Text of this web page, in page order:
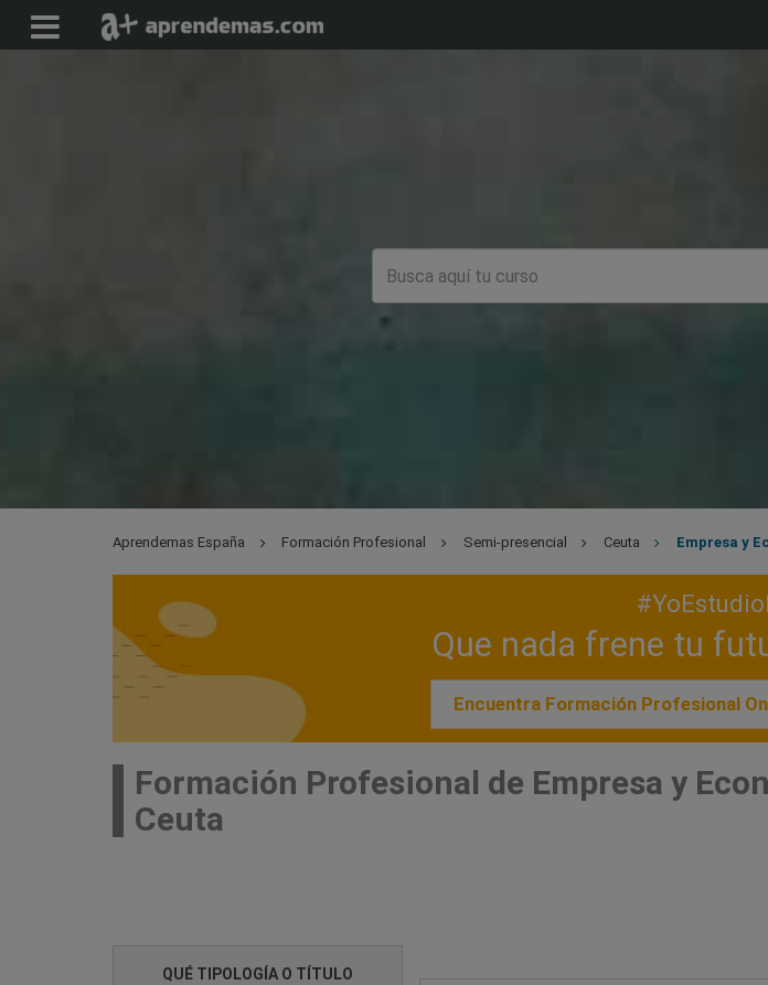
Aprendemas España Formación Profesional Semi-presencial Ceuta Empresa y
Que nada frene tu
Encuentra Formación Profesional
Formación Profesional de Empresa y
Ceuta
QUÉ TIPOLOGÍA O TÍTULO